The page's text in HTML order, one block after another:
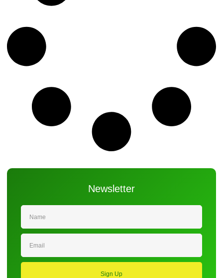
Newsletter
Sign Up